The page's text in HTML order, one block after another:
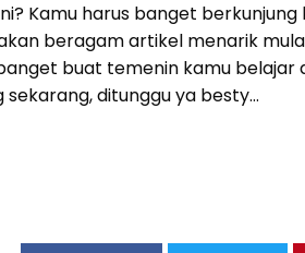
Kamu harus banget
beragam artikel menarik
buat temenin kamu belajar
sekarang, ditunggu ya besty…